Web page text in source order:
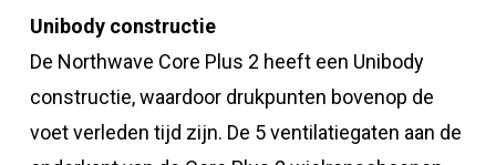
Unibody constructie
De Northwave Core Plus 2 heeft een Unibody
constructie, waardoor drukpunten bovenop de
voet verleden tijd zijn. De 5 ventilatiegaten aan de